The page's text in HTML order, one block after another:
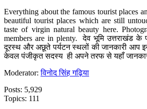
Everything about the famous tourist places
beautiful tourist places which are still
taste of virgin natural beauty here.
members are in plenty. देव भूमि उत्तराखंड के
दूरस्थ और अछूते पर्यटन स्थलों की जानकारी आप
केवल पंजीकृत सदस्य ही अपने तरफ से यहाँ
Moderator:विनोद सिंह गढ़िया
Posts: 5,929
Topics: 111